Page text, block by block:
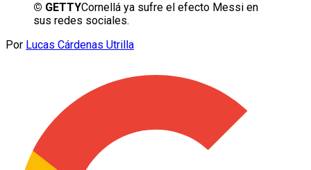
© GETTYCornellá ya sufre el efecto Messi en
sus redes sociales.
Por Lucas Cárdenas Utrilla